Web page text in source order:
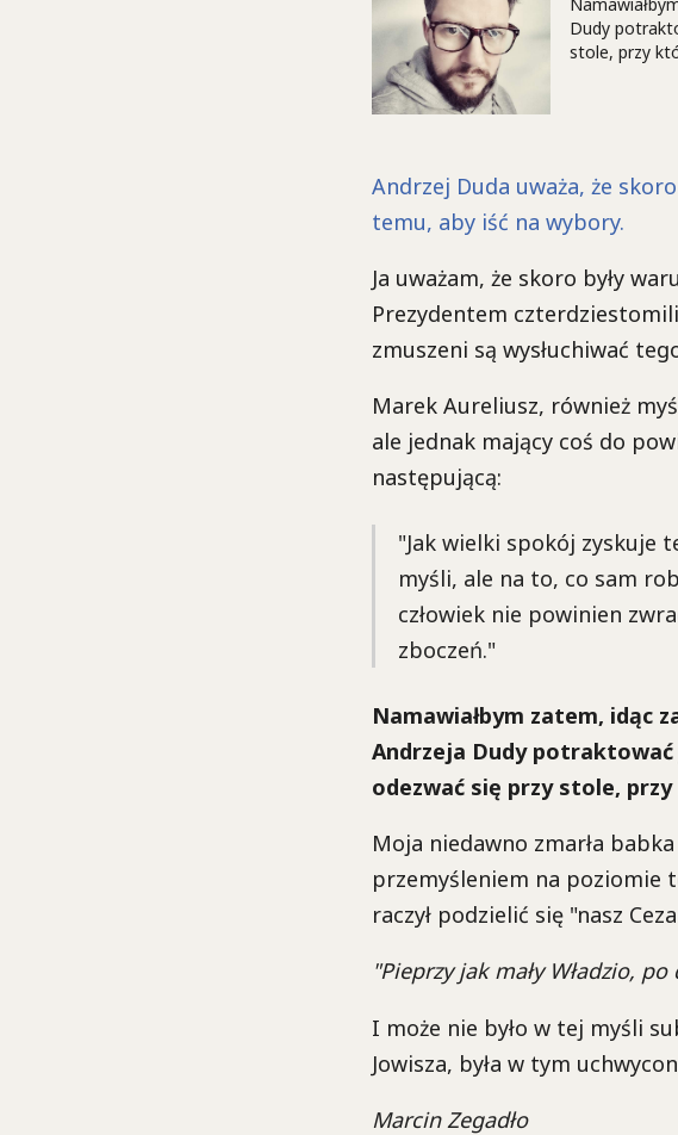
Dudy
stole, przy
Andrzej Duda uważa, że
temu, aby iść na wybory.
Ja uważam, że skoro były
Prezydentem
zmuszeni są wysłuchiwać
Marek Aureliusz, również
ale jednak mający coś do
następującą:
"Jak wielki spokój zyskuje
myśli, ale na to, co sam
człowiek nie powinien
zboczeń."
Namawiałbym zatem, idąc
Andrzeja Dudy
odezwać się przy stole,
Moja niedawno zmarła
przemyśleniem na poziomie
raczył podzielić się "nasz
"Pieprzy jak mały Władzio,
I może nie było w tej myśli
Jowisza, była w tym
Marcin Zegadło